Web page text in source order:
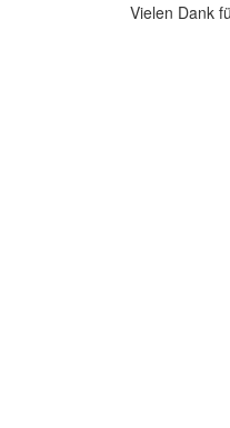
Vielen Dank